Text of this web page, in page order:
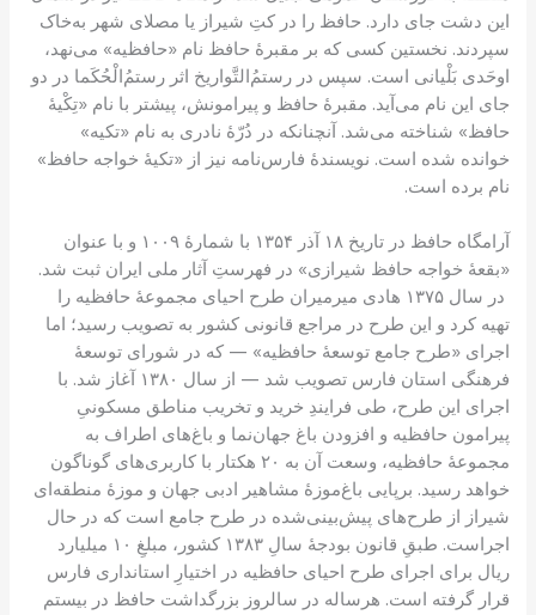
این دشت جای دارد. حافظ را در کتِ شیراز یا مصلای شهر به‌خاک
سپردند. نخستین کسی که بر مقبرهٔ حافظ نام «حافظیه» می‌نهد،
اوحَدی بَلْیانی است. سپس در رستمُ‌التَّواریخ اثر رستمُ‌الْحُکَما در دو
جای این نام می‌آید. مقبرهٔ حافظ و پیرامونش، پیشتر با نام «تِکْیهٔ
حافظ» شناخته می‌شد. آنچنانکه در دُرّهٔ نادری به نام «تکیه»
خوانده شده است. نویسندهٔ فارس‌نامه نیز از «تکیهٔ خواجه حافظ»
نام برده است.
آرامگاه حافظ در تاریخ ۱۸ آذر ۱۳۵۴ با شمارهٔ ۱۰۰۹ و با عنوان
«بقعهٔ خواجه حافظ شیرازی» در فهرستِ آثار ملی ایران ثبت شد.
در سال ۱۳۷۵ هادی میرمیران طرح احیای مجموعهٔ حافظیه را
تهیه کرد و این طرح در مراجع قانونی کشور به تصویب رسید؛ اما
اجرای «طرح جامع توسعهٔ حافظیه» — که در شورای توسعهٔ
فرهنگی استان فارس تصویب شد — از سال ۱۳۸۰ آغاز شد. با
اجرای این طرح، طی فرایندِ خرید و تخریب مناطق مسکونیِ
پیرامون حافظیه و افزودن باغ جهان‌نما و باغ‌های اطراف به
مجموعهٔ حافظیه، وسعت آن به ۲۰ هکتار با کاربری‌های گوناگون
خواهد رسید. برپایی باغ‌موزهٔ مشاهیر ادبی جهان و موزهٔ منطقه‌ای
شیراز از طرح‌های پیش‌بینی‌شده در طرح جامع است که در حال
اجراست. طبقِ قانون بودجهٔ سالِ ۱۳۸۳ کشور، مبلغِ ۱۰ میلیارد
ریال برای اجرای طرح احیای حافظیه در اختیارِ استانداری فارس
قرار گرفته است. هرساله در سالروز بزرگداشت حافظ در بیستم